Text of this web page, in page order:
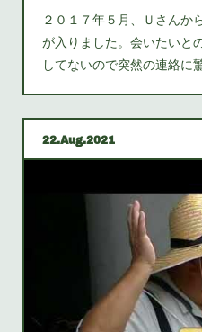
２０１７年５月、Ｕさんか
が入りました。会いたいと
してないので突然の連絡
22 Aug 2021